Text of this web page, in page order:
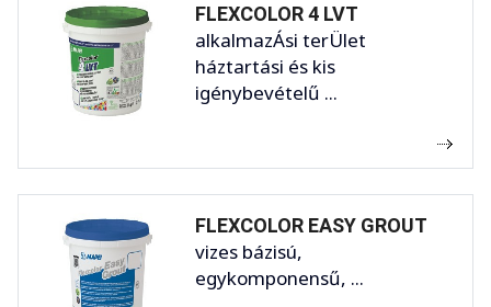
FLEXCOLOR 4 LVT
alkalmazÁsi terÜlet
háztartási és kis
igénybevételű ...
FLEXCOLOR EASY GROUT
vizes bázisú,
egykomponensű, ...